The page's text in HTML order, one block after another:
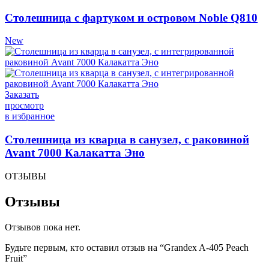
Столешница с фартуком и островом Noble Q810
New
Заказать
просмотр
в избранное
Столешница из кварца в санузел, с раковиной
Avant 7000 Калакатта Эно
ОТЗЫВЫ
Отзывы
Отзывов пока нет.
Будьте первым, кто оставил отзыв на “Grandex A-405 Peach
Fruit”